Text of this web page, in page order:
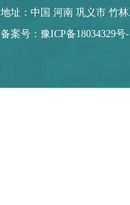
地址：中国 河南 巩义市 竹
备案号： 豫ICP备18034329号